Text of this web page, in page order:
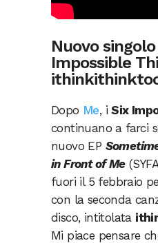
Nuovo
Impossible
Dopo Me, iSix
continuano a farci
nuovo EP
in Front of Me
fuori il 5 febbraio
con la seconda
disco, intitolata
Mi piace pensare